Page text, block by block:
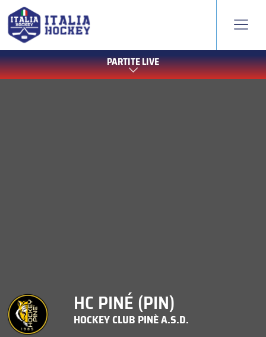
PARTITE LIVE
HC PINÉ (PIN)
HOCKEY CLUB PINÈ A.S.D.